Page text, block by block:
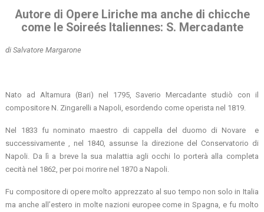
Autore di Opere Liriche ma anche di chicche
come le Soireés Italiennes: S. Mercadante
di Salvatore Margarone
Nato ad Altamura (Bari) nel 1795, Saverio Mercadante studiò con il
compositore N. Zingarelli a Napoli, esordendo come operista nel 1819.
Nel 1833 fu nominato maestro di cappella del duomo di Novare e
successivamente , nel 1840, assunse la direzione del Conservatorio di
Napoli. Da lì a breve la sua malattia agli occhi lo porterà alla completa
cecità nel 1862, per poi morire nel 1870 a Napoli.
Fu compositore di opere molto apprezzato al suo tempo non solo in Italia
ma anche all’estero in molte nazioni europee come in Spagna, e fu molto